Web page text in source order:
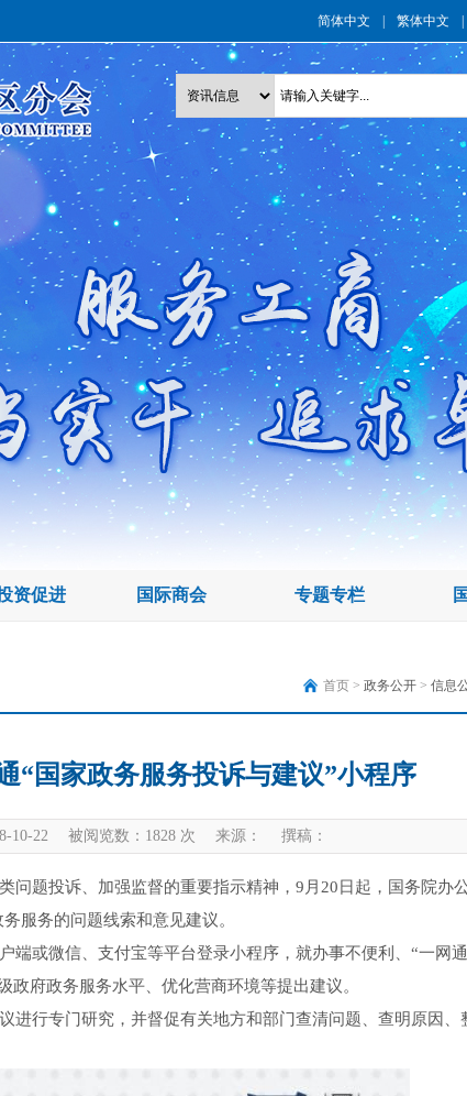
简体中文 繁体中文
资促进 国际商会 专题专栏
首页 > 政务公开 > 信息
“国家政务服务投诉与建议”小程序
10-22 被阅览数： 1828次 来源： 撰稿：
题投诉、加强监督的重要指示精神，9月20日起，国务院办
服务的问题线索和意见建议。
微信、支付宝等平台登录小程序，就办事不便利、“一网通
府政务服务水平、优化营商环境等提出建议。
行专门研究，并督促有关地方和部门查清问题、查明原因、